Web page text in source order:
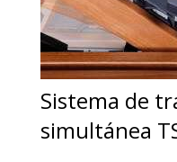
Sistema de
simultánea